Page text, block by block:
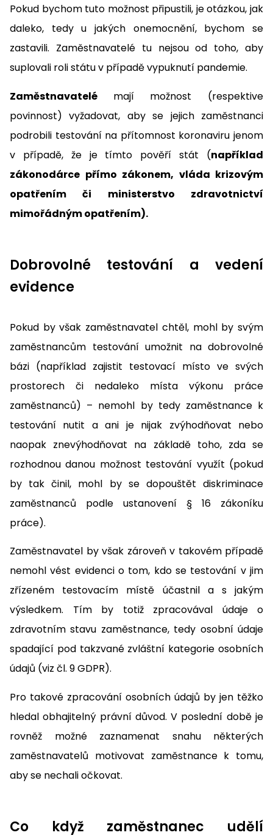
Pokud bychom tuto možnost připustili, je otázkou, jak
daleko, tedy u jakých onemocnění, bychom se
zastavili. Zaměstnavatelé tu nejsou od toho, aby
suplovali roli státu v případě vypuknutí pandemie.
Zaměstnavatelé mají možnost (respektive
povinnost) vyžadovat, aby se jejich zaměstnanci
podrobili testování na přítomnost koronaviru jenom
v případě, že je tímto pověří stát (například
zákonodárce přímo zákonem, vláda krizovým
opatřením či ministerstvo zdravotnictví
mimořádným opatřením).
Dobrovolné testování a vedení
evidence
Pokud by však zaměstnavatel chtěl, mohl by svým
zaměstnancům testování umožnit na dobrovolné
bázi (například zajistit testovací místo ve svých
prostorech či nedaleko místa výkonu práce
zaměstnanců) – nemohl by tedy zaměstnance k
testování nutit a ani je nijak zvýhodňovat nebo
naopak znevýhodňovat na základě toho, zda se
rozhodnou danou možnost testování využít (pokud
by tak činil, mohl by se dopouštět diskriminace
zaměstnanců podle ustanovení § 16 zákoníku
práce).
Zaměstnavatel by však zároveň v takovém případě
nemohl vést evidenci o tom, kdo se testování v jim
zřízeném testovacím místě účastnil a s jakým
výsledkem. Tím by totiž zpracovával údaje o
zdravotním stavu zaměstnance, tedy osobní údaje
spadající pod takzvané zvláštní kategorie osobních
údajů (viz čl. 9 GDPR).
Pro takové zpracování osobních údajů by jen těžko
hledal obhajitelný právní důvod. V poslední době je
rovněž možné zaznamenat snahu některých
zaměstnavatelů motivovat zaměstnance k tomu,
aby se nechali očkovat.
Co když zaměstnanec udělí